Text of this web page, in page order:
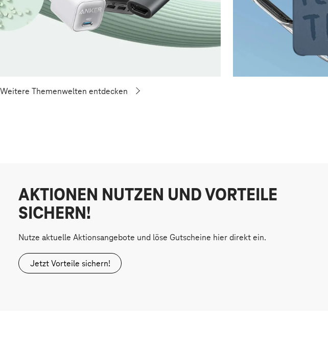
Weitere Themenwelten entdecken
AKTIONEN NUTZEN UND VORTEILE
SICHERN!
Nutze aktuelle Aktionsangebote und löse Gutscheine hier direkt ein.
Jetzt Vorteile sichern!